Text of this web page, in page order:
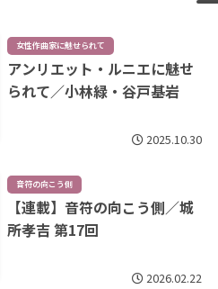
女性作曲家に魅せられて
アンリエット・ルニエに魅せ
られて／小林緑・谷戸基岩
2025.10.30
音符の向こう側
【連載】音符の向こう側／城
所孝吉 第17回
2026.02.22